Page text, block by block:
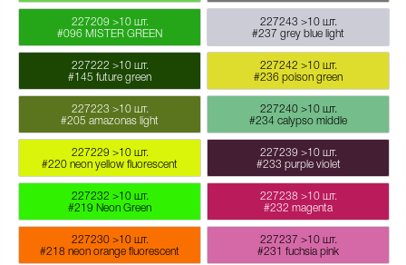
227209
#096 MISTER GREEN
>10 шт.
227222
#145 future green
>10 шт.
227223
#205 amazonas light
>10 шт.
227229
#220 neon yellow fluorescent
>10 шт.
227232
#219 Neon Green
>10 шт.
227230
#218 neon orange fluorescent
>10 шт.
227243
#237 grey blue light
>10 шт.
227242
#236 poison green
>10 шт.
227240
#234 calypso middle
>10 шт.
227239
#233 purple violet
>10 шт.
227238
#232 magenta
>10 шт.
227237
#231 fuchsia pink
>10 шт.